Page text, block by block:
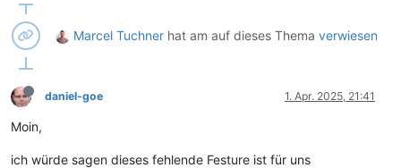
Marcel Tuchner hat am auf dieses Thema verwiesen
daniel-goe 1. Apr. 2025, 21:41
Moin,
ich würde sagen dieses fehlende Festure ist für uns